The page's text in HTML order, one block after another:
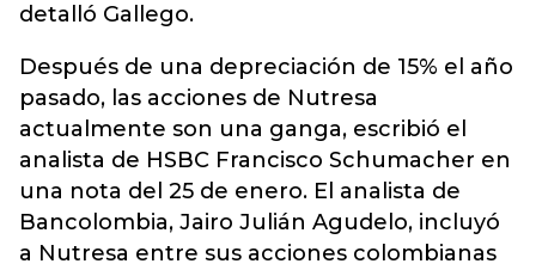
detalló Gallego.
Después de una depreciación de 15% el año
pasado, las acciones de Nutresa
actualmente son una ganga, escribió el
analista de HSBC Francisco Schumacher en
una nota del 25 de enero. El analista de
Bancolombia, Jairo Julián Agudelo, incluyó
a Nutresa entre sus acciones colombianas